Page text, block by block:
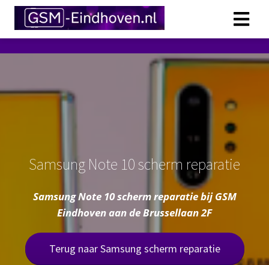
Samsung Note 10 scherm reparatie
Samsung Note 10 scherm reparatie bij GSM
Eindhoven aan de Brussellaan 2F
Terug naar Samsung scherm reparatie